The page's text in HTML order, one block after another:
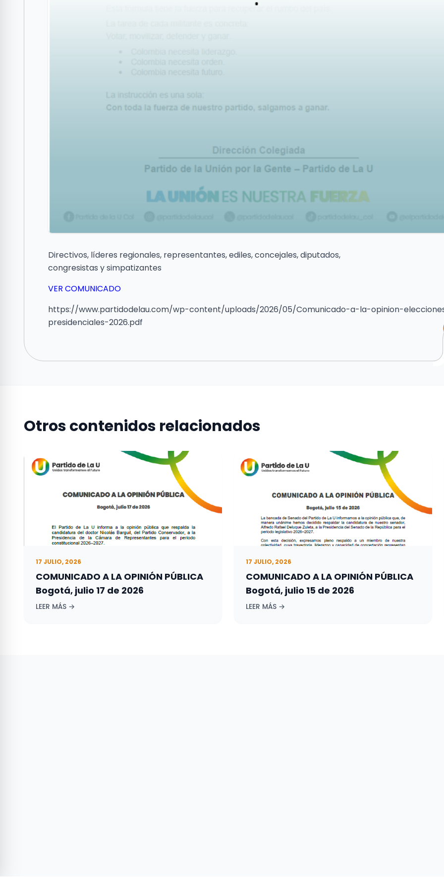
Directivos, líderes regionales, representantes, ediles, concejales, diputados,
congresistas y simpatizantes
VER COMUNICADO
https://www.partidodelau.com/wp-content/uploads/2026/05/Comunicado-a-la-opinion-
presidenciales-2026.pdf
Otros contenidos relacionados
17 JULIO, 2026
COMUNICADO A LA OPINIÓN PÚBLICA
Bogotá, julio 17 de 2026
LEER MÁS →
17 JULIO, 2026
COMUNICADO A LA OPINIÓN PÚBLICA
Bogotá, julio 15 de 2026
LEER MÁS →